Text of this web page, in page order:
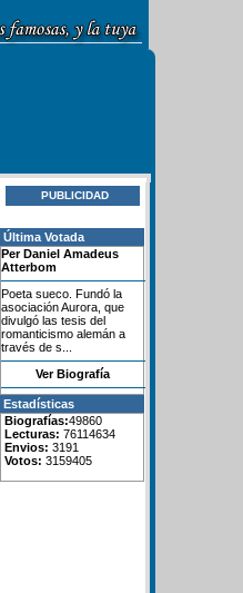
PUBLICIDAD
Última Votada
Per Daniel Amadeus
Atterbom
Poeta sueco. Fundó la
asociación Aurora, que
divulgó las tesis del
romanticismo alemán a
través de s...
Ver Biografía
Estadísticas
Biografías:49860
Lecturas: 76114634
Envios: 3191
Votos: 3159405